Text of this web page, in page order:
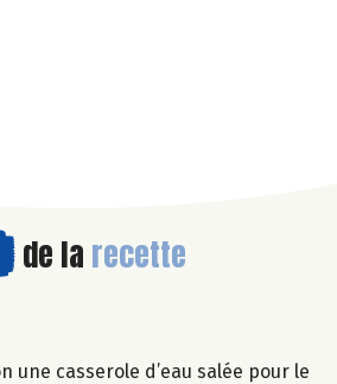
de la recette
une casserole d’eau salée pour le